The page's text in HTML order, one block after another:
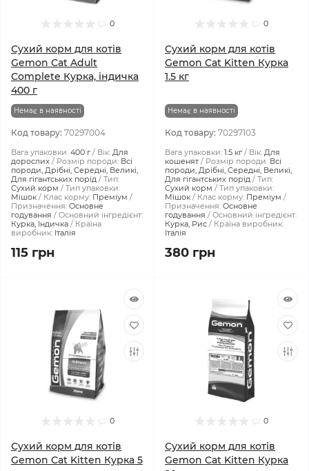
0
Сухий корм для котів
Gemon Cat Adult
Complete Курка, індичка
400 г
Немає в наявності
Код товару: 70297004
Вага упаковки: 400 г Вік: Для
дорослих
Розмір породи: Всі
породи, Дрібні, Середні, Великі,
Для гігантських порід
Тип:
Сухий корм
Тип упаковки:
Мішок
Клас корму: Преміум
Призначення: Основне
годування
Основний інгредієнт:
Курка, Індичка
Країна
виробник: Італія
115 грн
0
Сухий корм для котів
Gemon Cat Kitten Курка
1.5 кг
Немає в наявності
Код товару: 70297103
Вага упаковки: 1.5 кг Вік: Для
кошенят
Розмір породи: Всі
породи, Дрібні, Середні, Великі,
Для гігантських порід
Тип:
Сухий корм
Тип упаковки:
Мішок
Клас корму: Преміум
Призначення: Основне
годування
Основний інгредієнт:
Курка, Рис
Країна виробник:
Італія
380 грн
0
Сухий корм для котів
Gemon Cat Kitten Курка 5
0
Сухий корм для котів
Gemon Cat Kitten Курка